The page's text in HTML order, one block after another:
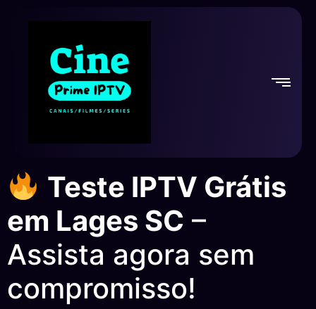
Teste IPTV Grátis
em Lages SC –
Assista agora sem
compromisso!